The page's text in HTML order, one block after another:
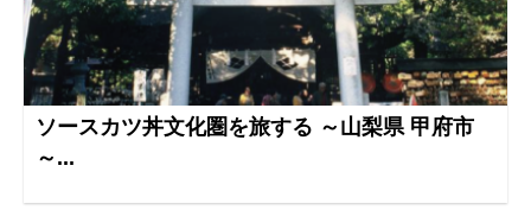
ソースカツ丼文化圏を旅する ～山梨県 甲府市
～...